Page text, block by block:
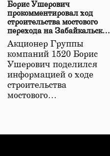
Борис Ушерович
прокомментировал ход
строительства мостового
перехода на Забайкальской
железной дороге
Акционер Группы
компаний 1520 Борис
Ушерович поделился
информацией о ходе
строительства
мостового…